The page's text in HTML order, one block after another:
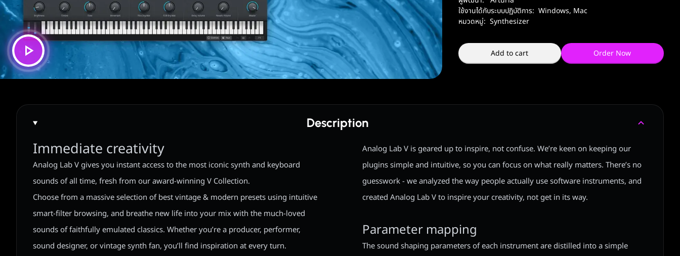
ใช้งานได้กับระบบปฏิบัติการ: Windows, Mac
หมวดหมู่: Synthesizer
Add to cart Order Now
Description
Immediate creativity
Analog Lab V gives you instant access to the most iconic synth and keyboard
sounds of all time, fresh from our award-winning V Collection.
Choose from a massive selection of best vintage & modern presets using intuitive
smart-filter browsing, and breathe new life into your mix with the much-loved
sounds of faithfully emulated classics. Whether you’re a producer, performer,
sound designer, or vintage synth fan, you’ll find inspiration at every turn.
Analog Lab V is geared up to inspire, not confuse. We’re keen on keeping our
plugins simple and intuitive, so you can focus on what really matters. There’s no
guesswork - we analyzed the way people actually use software instruments, and
created Analog Lab V to inspire your creativity, not get in its way.
Parameter mapping
The sound shaping parameters of each instrument are distilled into a simple